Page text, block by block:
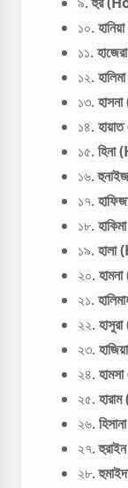
১০.
১১.
১২.
১৩.
১৪.
১৫.
১৬.
১৭.
১৮.
১৯.
২০.
২১.
২২.
২৩.
২৪.
২৫.
২৬.
২৭.
২৮.